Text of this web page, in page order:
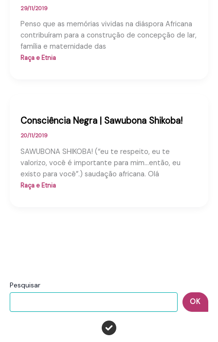
Pesquisar
OK
29/11/2019
Penso que as memórias vividas na diáspora Africana
contribuíram para a construção de concepção de lar,
família e maternidade das
Raça e Etnia
Consciência Negra | Sawubona Shikoba!
20/11/2019
SAWUBONA SHIKOBA! (“eu te respeito, eu te
valorizo, você é importante para mim…então, eu
existo para você”.) saudação africana. Olá
Raça e Etnia